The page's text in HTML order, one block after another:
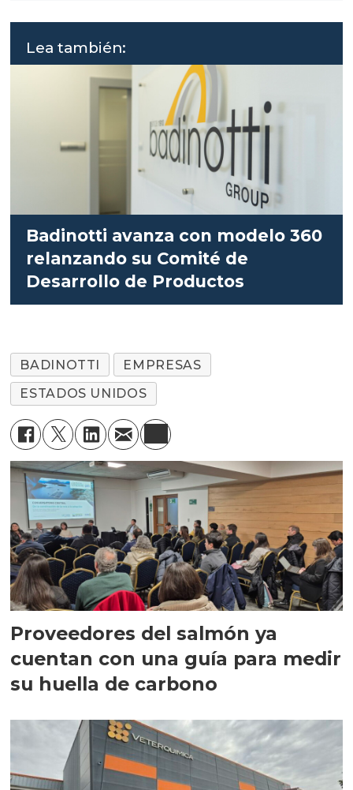
Lea también:
Badinotti avanza con modelo 360
relanzando su Comité de
Desarrollo de Productos
BADINOTTI
EMPRESAS
ESTADOS UNIDOS
Proveedores del salmón ya
cuentan con una guía para medir
su huella de carbono